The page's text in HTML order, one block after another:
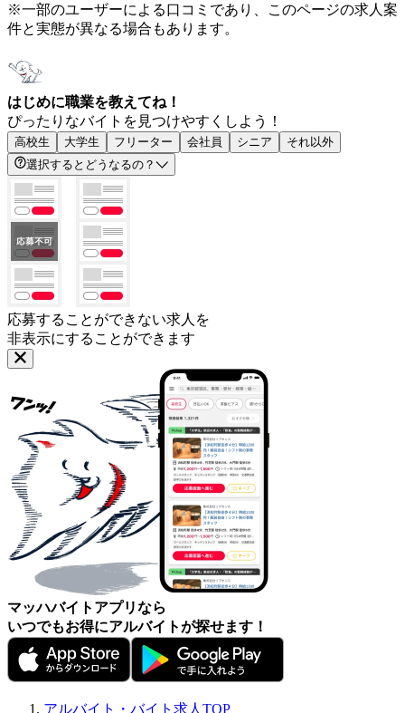
※一部のユーザーによる口コミであり、このページの求人案
件と実態が異なる場合もあります。
はじめに職業を教えてね！
ぴったりなバイトを見つけやすくしよう！
高校生 大学生 フリーター 会社員 シニア
それ以外
選択するとどうなるの？
応募することができない求人を
非表示にすることができます
マッハバイトアプリなら
いつでもお得にアルバイトが探せます！
アルバイト・バイト求人TOP